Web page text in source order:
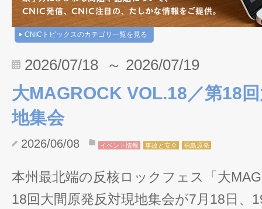
CNICトピックスのカテゴリ一覧を見る
2026/07/18 ～ 2026/07/19
大MAGROCK VOL.18／第18
地集会
2026/06/08 イベント情報 事故と安全 福島原発
本州最北端の反核ロックフェス「大
18回大間原発反対現地集会が7月18日、